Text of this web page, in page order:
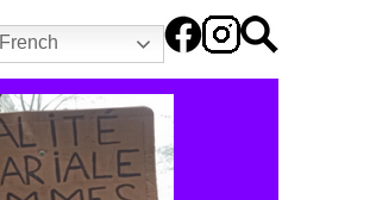
French